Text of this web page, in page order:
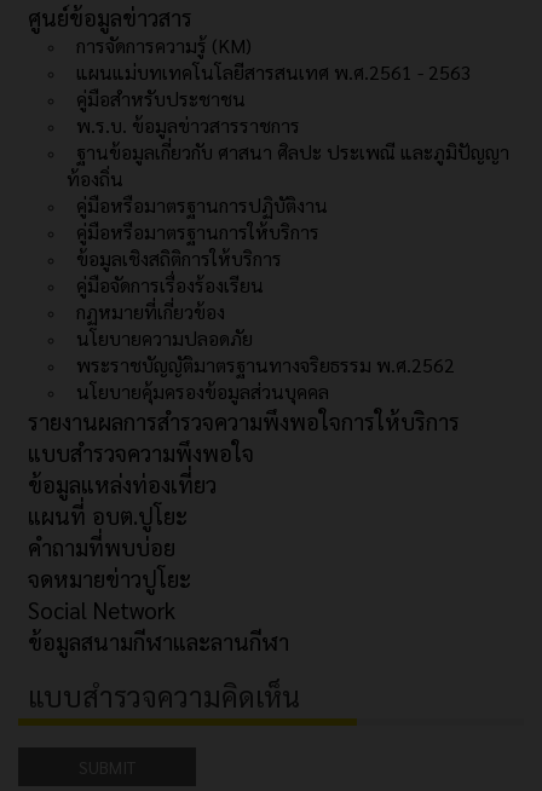
ศูนย์ข้อมูลข่าวสาร
การจัดการความรู้ (KM)
แผนแม่บทเทคโนโลยีสารสนเทศ พ.ศ.2561 - 2563
คู่มือสำหรับประชาชน
พ.ร.บ. ข้อมูลข่าวสารราชการ
ฐานข้อมูลเกี่ยวกับ ศาสนา ศิลปะ ประเพณี และภูมิปัญญา
ท้องถิ่น
คู่มือหรือมาตรฐานการปฏิบัติงาน
คู่มือหรือมาตรฐานการให้บริการ
ข้อมูลเชิงสถิติการให้บริการ
คู่มือจัดการเรื่องร้องเรียน
กฏหมายที่เกี่ยวข้อง
นโยบายความปลอดภัย
พระราชบัญญัติมาตรฐานทางจริยธรรม พ.ศ.2562
นโยบายคุ้มครองข้อมูลส่วนบุคคล
รายงานผลการสำรวจความพึงพอใจการให้บริการ
แบบสำรวจความพึงพอใจ
ข้อมูลแหล่งท่องเที่ยว
แผนที่ อบต.ปูโยะ
คำถามที่พบบ่อย
จดหมายข่าวปูโยะ
Social Network
ข้อมูลสนามกีฬาและลานกีฬา
แบบสำรวจความคิดเห็น